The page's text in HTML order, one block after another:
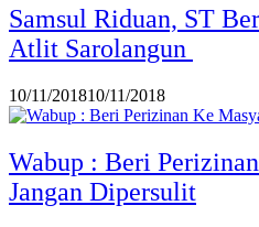
Samsul Riduan, ST
Atlit Sarolangun
10/11/201810/11/2018
Wabup : Beri
Jangan Dipersulit